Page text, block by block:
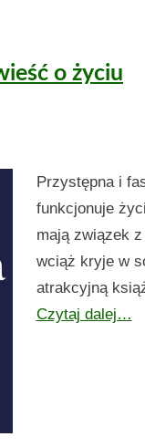
o życiu
Przystępna i
funkcjonuje
mają związek
wciąż kryje w
atrakcyjną
Czytaj dalej…